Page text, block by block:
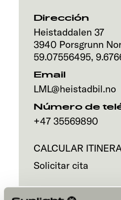
Servicio
Dirección
Heistaddalen 37
3940 Porsgrunn
59.07556495,
Email
LML@heistadbil.no
Número de
+47 35569890
CALCULAR
Solicitar cita